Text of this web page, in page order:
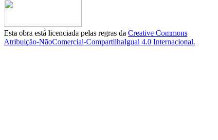
Esta obra está licenciada pelas regras da Creative Commons
Atribuição-NãoComercial-CompartilhaIgual 4.0 Internacional.